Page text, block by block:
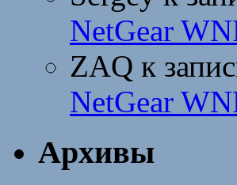
NetGear
ZAQ к
NetGear
Архивы